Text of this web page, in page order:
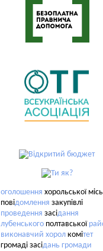
оголошення хорольської
повідомлення закупівлі
проведення засідання
лубенського полтавської
виконавчий хорол комітет
громаді засідань громади